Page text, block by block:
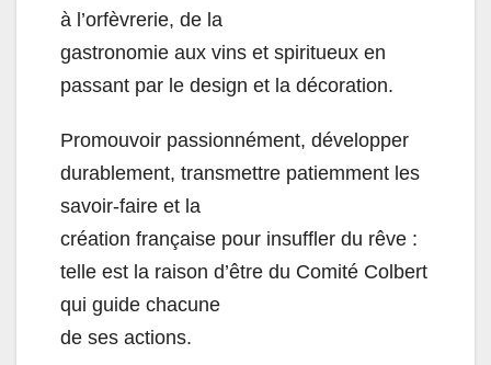
à l’orfèvrerie, de la
gastronomie aux vins et spiritueux en
passant par le design et la décoration.
Promouvoir passionnément, développer
durablement, transmettre patiemment les
savoir-faire et la
création française pour insuffler du rêve :
telle est la raison d’être du Comité Colbert
qui guide chacune
de ses actions.